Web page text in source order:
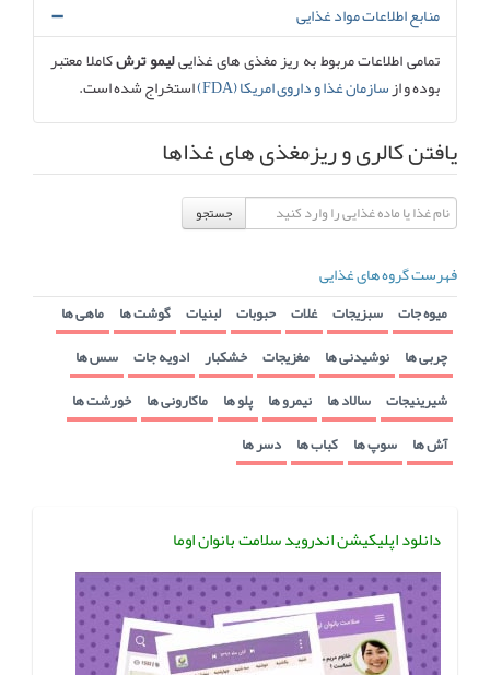
منابع اطلاعات مواد غذایی
تمامی اطلاعات مربوط به ریز مغذی های غذاییلیمو ترشکاملا معتبر
بوده و ازسازمان غذا و داروی امریکا (FDA) استخراج شده است.
یافتن کالری و ریزمغذی های غذاها
جستجو
فهرست گروه های غذایی
میوه جات سبزیجات غلات حبوبات لبنیات گوشت ها ماهی ها
چربی ها نوشیدنی ها مغزیجات خشکبار ادویه جات سس ها
شیرینیجات سالاد ها نیمرو ها پلو ها ماکارونی ها خورشت ها
آش ها سوپ ها کباب ها دسر ها
دانلود اپلیکیشن اندروید سلامت بانوان اوما